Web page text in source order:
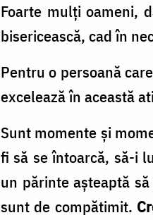
Foarte mulți oameni,
bisericească, cad în
Pentru o persoană
excelează în această
Sunt momente și
fi să se întoarcă, să-i
un părinte așteaptă
sunt de compătimit.